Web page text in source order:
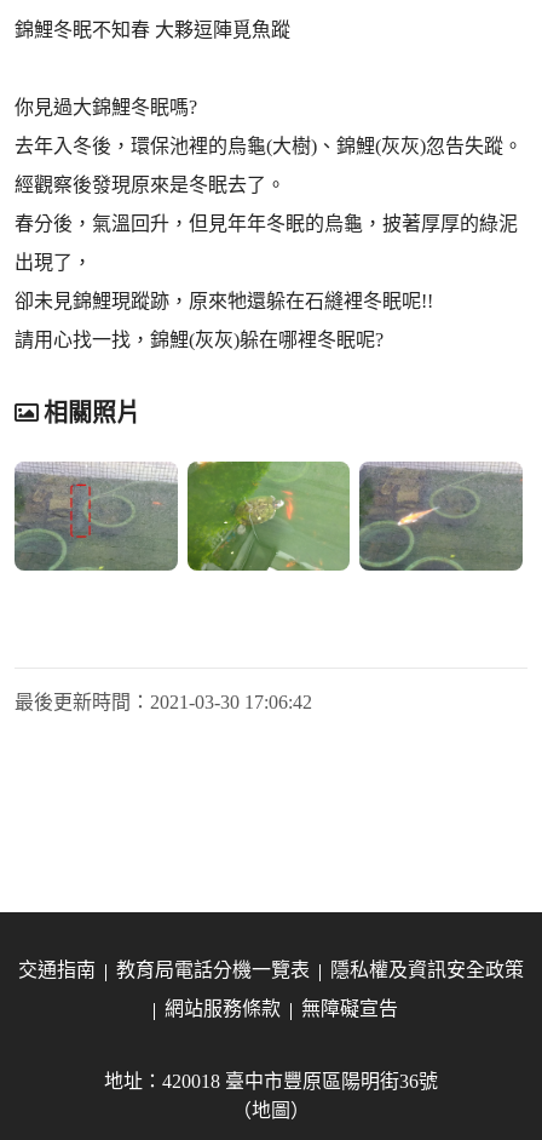
錦鯉冬眠不知春 大夥逗陣覓魚蹤
你見過大錦鯉冬眠嗎?
去年入冬後，環保池裡的烏龜(大樹)、錦鯉(灰灰)忽告失蹤。
經觀察後發現原來是冬眠去了。
春分後，氣溫回升，但見年年冬眠的烏龜，披著厚厚的綠泥
出現了，
卻未見錦鯉現蹤跡，原來牠還躲在石縫裡冬眠呢!!
請用心找一找，錦鯉(灰灰)躲在哪裡冬眠呢?
相關照片
最後更新時間： 2021-03-30 17:06:42
交通指南 教育局電話分機一覽表
隱私權及資訊安全政策
網站服務條款
無障礙宣告
地址：420018 臺中市豐原區陽明街36號
（地圖）